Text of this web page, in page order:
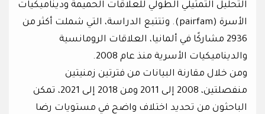
التحليل التمثيلي الطولي للعلاقات الحميمة وديناميكيات
الأسرة (pairfam). وتتتبع الدراسة، التي شملت أكثر من
2936 مشاركًا في ألمانيا، العلاقات الرومانسية
والديناميكيات الأسرية منذ عام 2008.
ومن خلال مقارنة البيانات من فترتين زمنيتين
منفصلتين، 2008 إلى 2011 ومن 2018 إلى 2021، تمكن
الباحثون من تحديد اختلاف واضح في مستويات رضا